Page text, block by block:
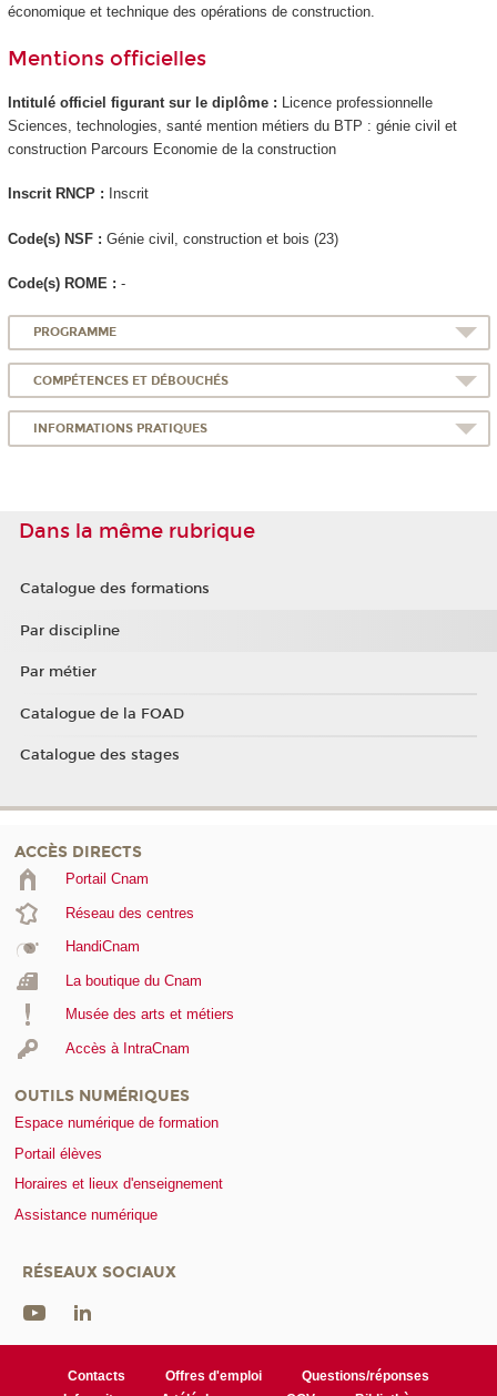
économique et technique des opérations de construction.
Mentions officielles
Intitulé officiel figurant sur le diplôme : Licence professionnelle
Sciences, technologies, santé mention métiers du BTP : génie civil et
construction Parcours Economie de la construction
Inscrit RNCP: Inscrit
Code(s) NSF : Génie civil, construction et bois (23)
Code(s) ROME : -
PROGRAMME
COMPÉTENCES ET DÉBOUCHÉS
INFORMATIONS PRATIQUES
Dans la même rubrique
Catalogue des formations
Par discipline
Par métier
Catalogue de la FOAD
Catalogue des stages
ACCÈS DIRECTS
Portail Cnam
Réseau des centres
HandiCnam
La boutique du Cnam
Musée des arts et métiers
Accès à IntraCnam
OUTILS NUMÉRIQUES
Espace numérique de formation
Portail élèves
Horaires et lieux d'enseignement
Assistance numérique
RÉSEAUX SOCIAUX
Contacts Offres d'emploi
Questions/réponses